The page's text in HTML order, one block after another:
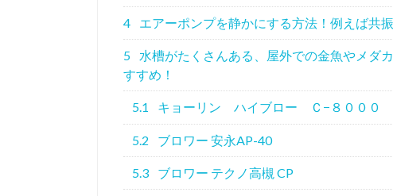
4 エアーポンプを静かにする方法！例えば共
5
水槽がたくさんある、屋外での金魚やメダ
すすめ！
5.1 キョーリン ハイブロー Ｃ−８０００
5.2 ブロワー 安永AP-40
5.3 ブロワー テクノ高槻 CP